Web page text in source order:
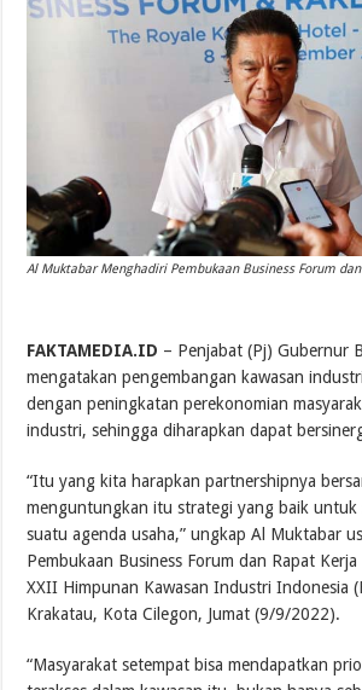
Al Muktabar Menghadiri Pembukaan Business Forum
FAKTAMEDIA.ID – Penjabat (Pj) Gubernur
mengatakan pengembangan kawasan
dengan peningkatan perekonomian
industri, sehingga diharapkan dapat
“Itu yang kita harapkan partnershipnya
menguntungkan itu strategi yang baik untuk
suatu agenda usaha,” ungkap Al Muktabar
Pembukaan Business Forum dan Rapat Kerja
XXII Himpunan Kawasan Industri Indonesia
Krakatau, Kota Cilegon, Jumat (9/9/2022).
“Masyarakat setempat bisa mendapatkan